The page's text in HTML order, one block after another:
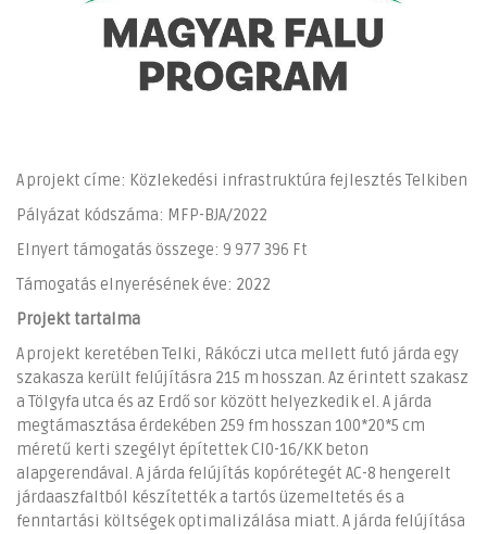
A projekt címe: Közlekedési infrastruktúra fejlesztés Telkiben
Pályázat kódszáma: MFP-BJA/2022
Elnyert támogatás összege: 9 977 396 Ft
Támogatás elnyerésének éve: 2022
Projekt tartalma
A projekt keretében Telki, Rákóczi utca mellett futó járda egy
szakasza került felújításra 215 m hosszan. Az érintett szakasz
a Tölgyfa utca és az Erdő sor között helyezkedik el. A járda
megtámasztása érdekében 259 fm hosszan 100*20*5 cm
méretű kerti szegélyt építettek Cl0-16/KK beton
alapgerendával. A járda felújítás kopórétegét AC-8 hengerelt
járdaaszfaltból készítették a tartós üzemeltetés és a
fenntartási költségek optimalizálása miatt. A járda felújítása